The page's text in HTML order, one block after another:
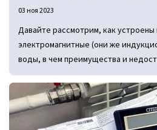
03 ноя 2023
Давайте рассмотрим, как
электромагнитные (они же
воды, в чем преимущества и
применение электромагнитных
критериям выбирается прибор?